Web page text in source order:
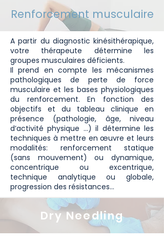
Renforcement musculaire
A partir du diagnostic kinésithérapique,
votre thérapeute détermine les
groupes musculaires déficients.
Il prend en compte les mécanismes
pathologiques de perte de force
musculaire et les bases physiologiques
du renforcement. En fonction des
objectifs et du tableau clinique en
présence (pathologie, âge, niveau
d’activité physique …) il détermine les
techniques à mettre en œuvre et leurs
modalités: renforcement statique
(sans mouvement) ou dynamique,
concentrique ou excentrique,
technique analytique ou globale,
progression des résistances…
Dry Needling